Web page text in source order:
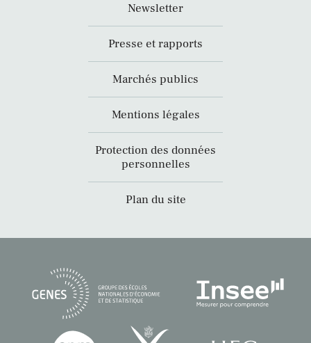
Newsletter
Presse et rapports
Marchés publics
Mentions légales
Protection des données
personnelles
Plan du site